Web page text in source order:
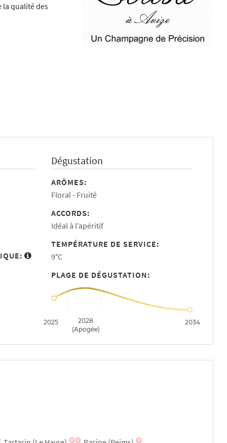
la qualité des
Dégustation
ARÔMES:
Floral
Fruité
ACCORDS:
Idéal à l’apéritif
TEMPÉRATURE DE SERVICE:
9°C
PLAGE DE DÉGUSTATION:
2025
2028
(Apogée)
2034